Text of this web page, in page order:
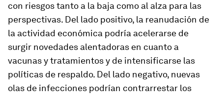
con riesgos tanto a la baja como al alza para las
perspectivas. Del lado positivo, la reanudación de
la actividad económica podría acelerarse de
surgir novedades alentadoras en cuanto a
vacunas y tratamientos y de intensificarse las
políticas de respaldo. Del lado negativo, nuevas
olas de infecciones podrían contrarrestar los